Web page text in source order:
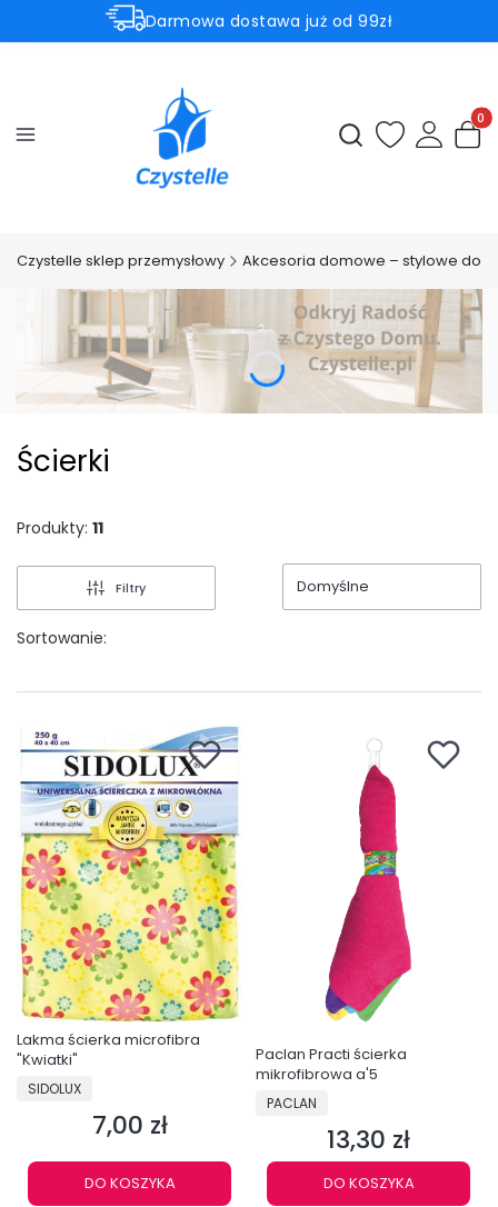
Darmowa dostawa już od 99zł
⚡Subtelnie. Czysto. Czystelle.⚡
Otwórz
Czystelle sklep przemysłowy Akcesoria domowe – stylowe
Ścierki
Produkty: 11
Filtry
Sortowanie:
Domyślne
Lakma ścierka microfibra
"Kwiatki"
PRODUCENT
SIDOLUX
Cena
7,00 zł
DO KOSZYKA
Paclan Practi ścierka
mikrofibrowa a'5
PRODUCENT
PACLAN
Cena
13,30 zł
DO KOSZYKA